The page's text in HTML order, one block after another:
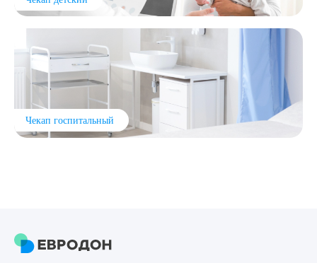
Чекап госпитальный ОТПРАВИТЬ
Выберите сопутствующую услугу
ПОДТВЕРДИТЬ